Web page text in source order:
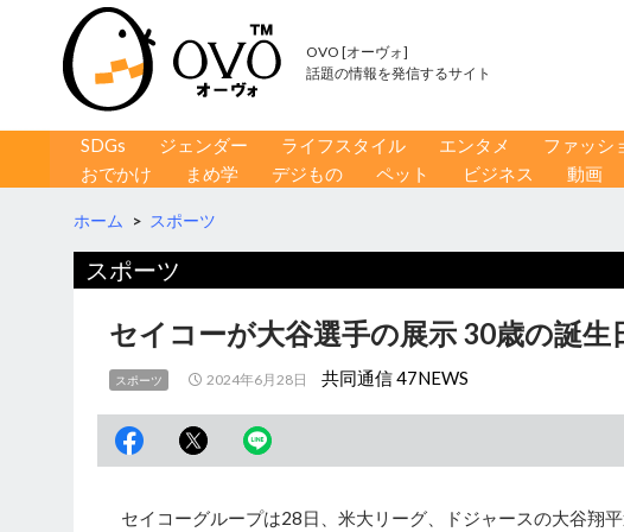
OVO [オーヴォ]
話題の情報を発信するサイト
コンテンツへ移動
SDGs ジェンダー ライフスタイル エンタメ ファッシ
おでかけ
まめ学 デジもの ペット ビジネス 動画
ホーム > スポーツ
スポーツ
セイコーが大谷選手の展示 30歳の誕生
スポーツ 2024年6月28日 共同通信 47NEWS
セイコーグループは28日、米大リーグ、ドジャースの大谷翔